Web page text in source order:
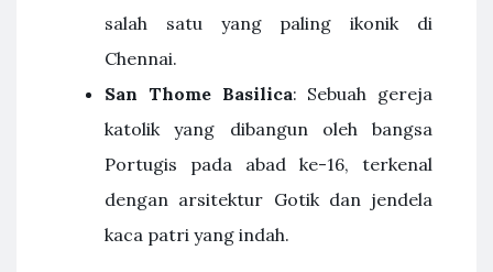
salah satu yang paling ikonik di
Chennai.
San Thome Basilica: Sebuah gereja
katolik yang dibangun oleh bangsa
Portugis pada abad ke-16, terkenal
dengan arsitektur Gotik dan jendela
kaca patri yang indah.